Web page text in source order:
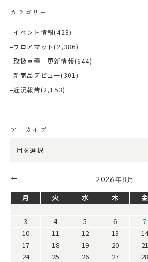
カテゴリー
イベント情報(428)
フロアマット (2,386)
取扱車種 更新情報(644)
新商品デビュー(301)
近況報告(2,153)
アーカイブ
2026年8月
月 火 水 木 金
3
4 5 6 7
10
11 12 13 14
17
18 19 20 21
24
25 26 27 28